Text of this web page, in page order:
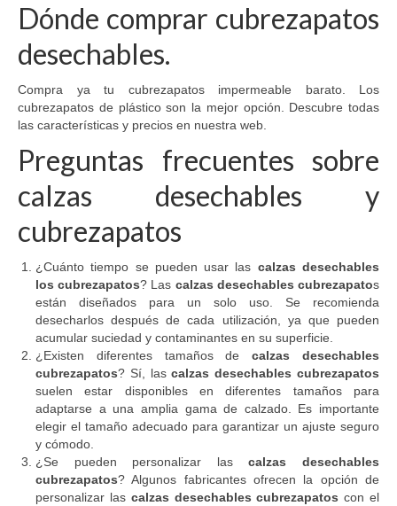
Dónde comprar cubrezapatos
desechables.
Compra ya tu cubrezapatos impermeable barato. Los
cubrezapatos de plástico son la mejor opción. Descubre todas
las características y precios en nuestra web.
Preguntas frecuentes sobre
calzas desechables y
cubrezapatos
¿Cuánto tiempo se pueden usar las calzas desechables
los cubrezapatos? Las calzas desechables cubrezapatos
están diseñados para un solo uso. Se recomienda
desecharlos después de cada utilización, ya que pueden
acumular suciedad y contaminantes en su superficie.
¿Existen diferentes tamaños decalzas desechables
cubrezapatos? Sí, lascalzas desechables cubrezapatos
suelen estar disponibles en diferentes tamaños para
adaptarse a una amplia gama de calzado. Es importante
elegir el tamaño adecuado para garantizar un ajuste seguro
y cómodo.
¿Se pueden personalizar lascalzas desechables
cubrezapatos? Algunos fabricantes ofrecen la opción de
personalizar lascalzas desechables cubrezapatos con el